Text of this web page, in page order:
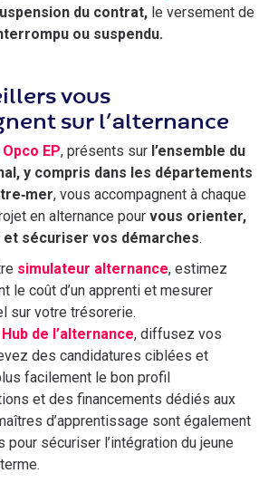
du contrat, le versement de
ou suspendu.
vous
sur l’alternance
EP, présents sur l’ensemble du
y compris dans les départements
, vous accompagnent à chaque
en alternance pour vous orienter,
sécuriser vos démarches.
simulateur alternance, estimez
le coût d’un apprenti et mesurer
sur votre trésorerie.
Hub de l’alternance, diffusez vos
des candidatures ciblées et
facilement le bon profil
et des financements dédiés aux
d’apprentissage sont également
pour sécuriser l’intégration du jeune